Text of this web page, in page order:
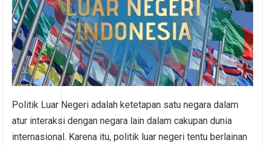
Politik Luar Negeri adalah ketetapan satu negara dalam
atur interaksi dengan negara lain dalam cakupan dunia
internasional. Karena itu, politik luar negeri tentu berlainan